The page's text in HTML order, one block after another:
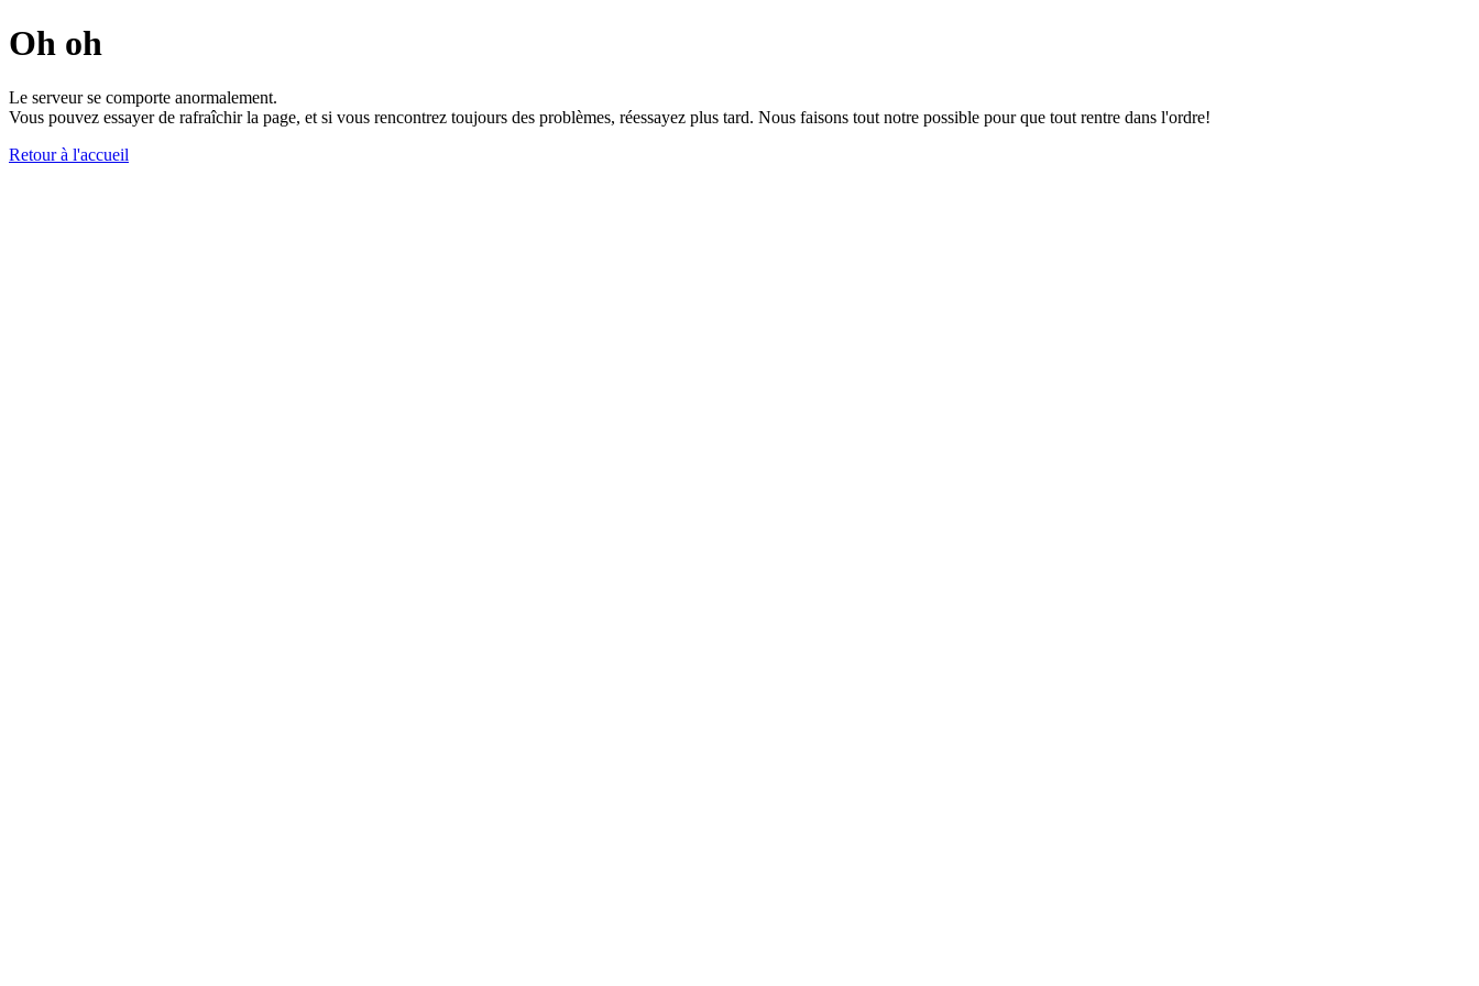
Oh oh
Le serveur se comporte anormalement.
Vous pouvez essayer de rafraîchir la page, et si vous rencontrez toujours des problèmes, réessayez plus tard. Nous faisons tout notre possible pour que tout rentre dans l'ordre!
Retour à l'accueil